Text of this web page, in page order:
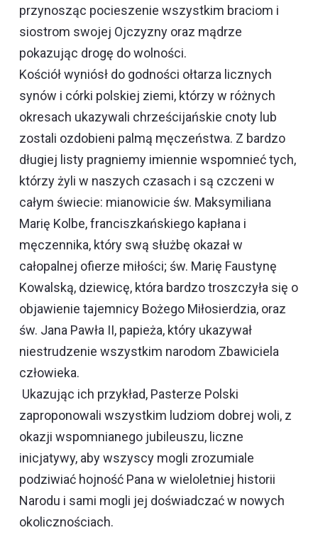
przynosząc pocieszenie wszystkim braciom i
siostrom swojej Ojczyzny oraz mądrze
pokazując drogę do wolności.
Kościół wyniósł do godności ołtarza licznych
synów i córki polskiej ziemi, którzy w różnych
okresach ukazywali chrześcijańskie cnoty lub
zostali ozdobieni palmą męczeństwa. Z bardzo
długiej listy pragniemy imiennie wspomnieć tych,
którzy żyli w naszych czasach i są czczeni w
całym świecie: mianowicie św. Maksymiliana
Marię Kolbe, franciszkańskiego kapłana i
męczennika, który swą służbę okazał w
całopalnej ofierze miłości; św. Marię Faustynę
Kowalską, dziewicę, która bardzo troszczyła się o
objawienie tajemnicy Bożego Miłosierdzia, oraz
św. Jana Pawła II, papieża, który ukazywał
niestrudzenie wszystkim narodom Zbawiciela
człowieka.
Ukazując ich przykład, Pasterze Polski
zaproponowali wszystkim ludziom dobrej woli, z
okazji wspomnianego jubileuszu, liczne
inicjatywy, aby wszyscy mogli zrozumiale
podziwiać hojność Pana w wieloletniej historii
Narodu i sami mogli jej doświadczać w nowych
okolicznościach.